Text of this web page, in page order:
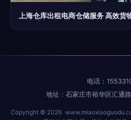
上海仓库出租电商仓储服务 高效货
电话：
地址：石家庄市裕华区汇通
Copyright © 2026